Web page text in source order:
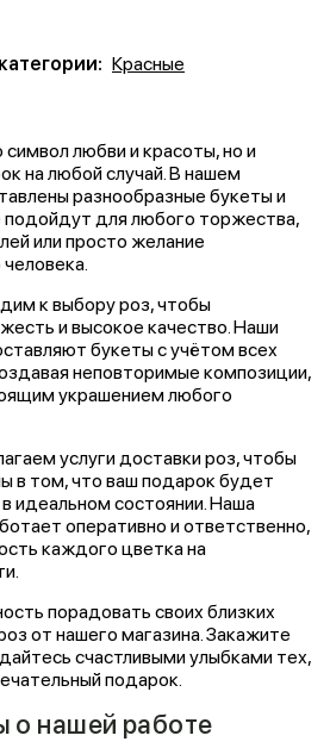
Красные
любви и красоты, но и
на любой случай. В нашем
разнообразные букеты и
для любого торжества,
или просто желание
к выбору роз, чтобы
и высокое качество. Наши
букеты с учётом всех
неповторимые композиции,
украшением любого
услуги доставки роз, чтобы
в том, что ваш подарок будет
идеальном состоянии. Наша
оперативно и ответственно,
каждого цветка на
порадовать своих близких
от нашего магазина. Закажите
счастливыми улыбками тех,
подарок.
о нашей работе